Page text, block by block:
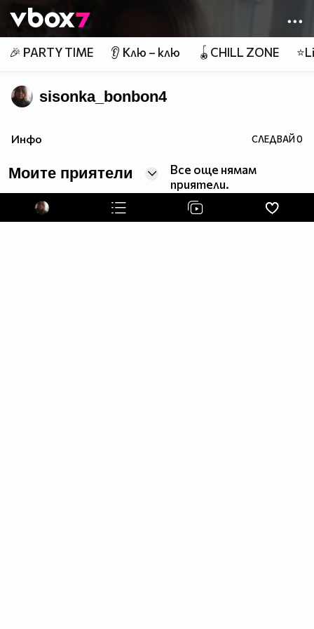
👾
🎉 PARTY TIME 👂 Клю – клю 🪀CHILL ZONE
sisonka_bonbon4
Инфо СЛЕДВАЙ0
Моите приятели
Все още нямам
приятели.